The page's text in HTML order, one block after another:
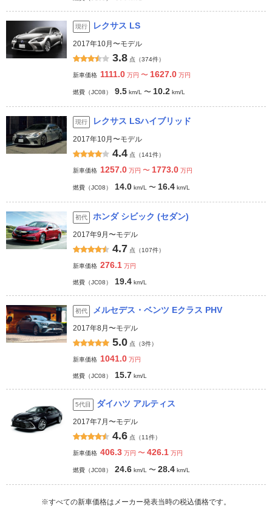
現行 レクサス LS
2017年10月〜モデル
3.8 点（374件）
新車価格 1111.0 万円 〜 1627.0 万円
燃費（JC08） 9.5 km/L 〜 10.2 km/L
現行 レクサス LSハイブリッド
2017年10月〜モデル
4.4 点（141件）
新車価格 1257.0 万円 〜 1773.0 万円
燃費（JC08） 14.0 km/L 〜 16.4 km/L
初代 ホンダ シビック (セダン)
2017年9月〜モデル
4.7 点（107件）
新車価格 276.1 万円
燃費（JC08） 19.4 km/L
初代 メルセデス・ベンツ Eクラス PHV
2017年8月〜モデル
5.0 点（3件）
新車価格 1041.0 万円
燃費（JC08） 15.7 km/L
5代目 ダイハツ アルティス
2017年7月〜モデル
4.6 点（11件）
新車価格 406.3 万円 〜 426.1 万円
燃費（JC08） 24.6 km/L 〜 28.4 km/L
※すべての新車価格はメーカー発表当時の税込価格です。